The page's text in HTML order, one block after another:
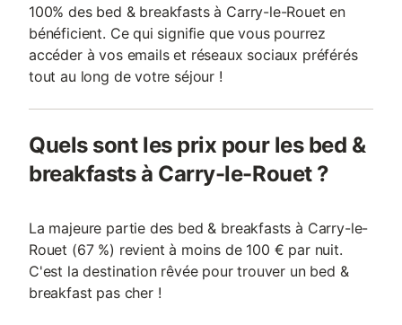
100% des bed & breakfasts à Carry-le-Rouet en
bénéficient. Ce qui signifie que vous pourrez
accéder à vos emails et réseaux sociaux préférés
tout au long de votre séjour !
Quels sont les prix pour les bed &
breakfasts à Carry-le-Rouet ?
La majeure partie des bed & breakfasts à Carry-le-
Rouet (67 %) revient à moins de 100 € par nuit.
C'est la destination rêvée pour trouver un bed &
breakfast pas cher !